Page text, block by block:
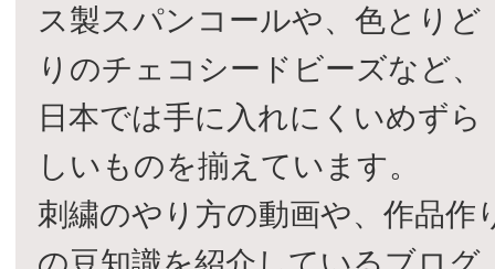
ス製スパンコールや、色とりど
りのチェコシードビーズなど、
日本では手に入れにくいめずら
しいものを揃えています。
刺繍のやり方の動画や、作品作